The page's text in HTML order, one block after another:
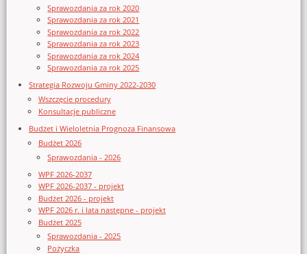
Sprawozdania za rok 2020
Sprawozdania za rok 2021
Sprawozdania za rok 2022
Sprawozdania za rok 2023
Sprawozdania za rok 2024
Sprawozdania za rok 2025
Strategia Rozwoju Gminy 2022-2030
Wszczęcie procedury
Konsultacje publiczne
Budżet i Wieloletnia Prognoza Finansowa
Budżet 2026
Sprawozdania - 2026
WPF 2026-2037
WPF 2026-2037 - projekt
Budżet 2026 - projekt
WPF 2026 r. i lata następne - projekt
Budżet 2025
Sprawozdania - 2025
Pożyczka